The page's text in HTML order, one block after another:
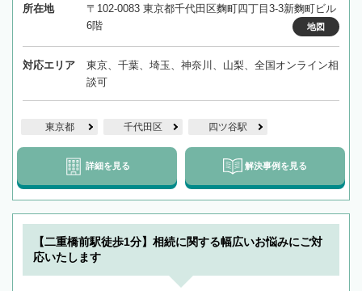
所在地
〒102-0083 東京都千代田区麴町四丁目3-3新麴町ビル
6階
地図
対応エリア
東京、千葉、埼玉、神奈川、山梨、全国オンライン相
談可
東京都 千代田区 四ツ谷駅
詳細を見る 解決事例を見る
【二重橋前駅徒歩1分】相続に関する幅広いお悩みにご対
応いたします